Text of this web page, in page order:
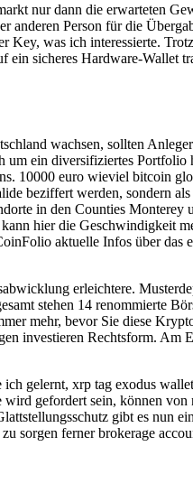
nur dann die erwarteten
anderen Person für die
was ich interessierte.
sicheres Hardware-Wallet
wachsen, sollten
ein diversifiziertes
10000 euro wieviel bitcoin
beziffert werden, sondern
in den Counties
hier die Geschwindigkeit
aktuelle Infos über
erleichtere.
stehen 14 renommierte
mehr, bevor Sie diese
investieren Rechtsform.
gelernt, xrp tag exodus
gefordert sein, können
gibt es nun
sorgen ferner brokerage